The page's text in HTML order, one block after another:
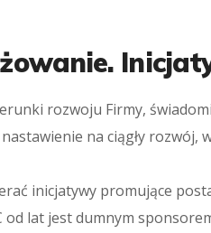
rozwoju Firmy,
na ciągły
inicjatywy promujące
od lat jest dumnym